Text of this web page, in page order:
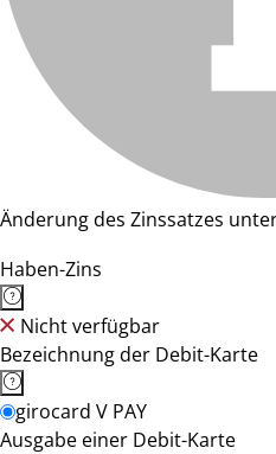
Änderung des Zinssatzes
Haben-Zins
Nicht verfügbar
Bezeichnung der Debit-Karte
girocard V PAY
Ausgabe einer Debit-Karte